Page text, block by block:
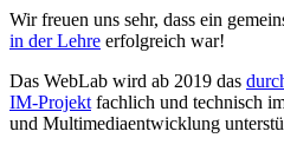
Wir freuen uns sehr, dass ein
in der Lehre erfolgreich war!
Das WebLab wird ab 2019 das
IM-Projekt fachlich und technisch
und Multimediaentwicklung